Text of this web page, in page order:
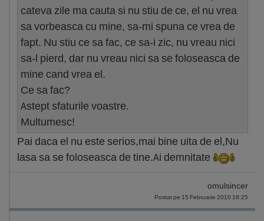
cateva zile ma cauta si nu stiu de ce, el nu vrea
sa vorbeasca cu mine, sa-mi spuna ce vrea de
fapt. Nu stiu ce sa fac, ce sa-i zic, nu vreau nici
sa-l pierd, dar nu vreau nici sa se foloseasca de
mine cand vrea el.
Ce sa fac?
Astept sfaturile voastre.
Multumesc!
Pai daca el nu este serios,mai bine uita de el,Nu
lasa sa se foloseasca de tine.Ai demnitate
omulsincer
Postat pe 15 Februarie 2010 18:25